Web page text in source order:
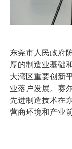
东莞市人民政府
厚的制造业基础
大湾区重要创新
业落户发展。赛
先进制造技术在
营商环境和产业